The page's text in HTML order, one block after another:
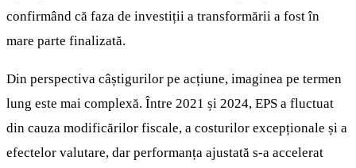
confirmând că faza de investiții a transformării a fost în
mare parte finalizată.
Din perspectiva câștigurilor pe acțiune, imaginea pe termen
lung este mai complexă. Între 2021 și 2024, EPS a fluctuat
din cauza modificărilor fiscale, a costurilor excepționale și a
efectelor valutare, dar performanța ajustată s-a accelerat